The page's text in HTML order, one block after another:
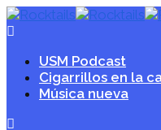
USM Podcast
Cigarrillos en la
Música nueva